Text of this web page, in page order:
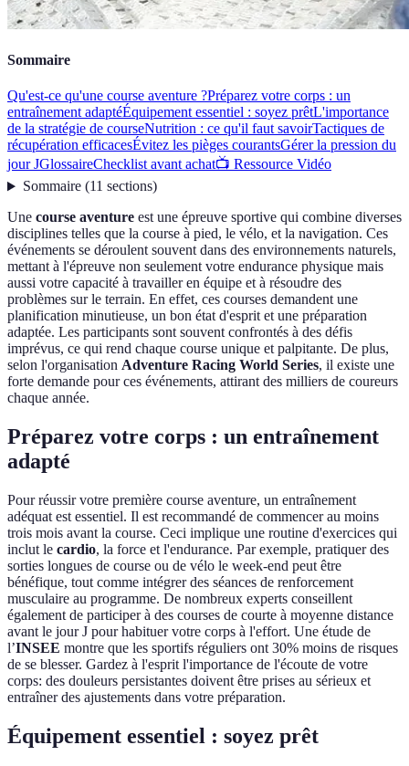
Sommaire
Qu'est-ce qu'une course aventure ?Préparez votre corps : un
entraînement adaptéÉquipement essentiel : soyez prêtL'importance
de la stratégie de courseNutrition : ce qu'il faut savoirTactiques de
récupération efficacesÉvitez les pièges courantsGérer la pression du
jour JGlossaireChecklist avant achat📺 Ressource Vidéo
Sommaire(11 sections)
Une course aventure est une épreuve sportive qui combine diverses
disciplines telles que la course à pied, le vélo, et la navigation. Ces
événements se déroulent souvent dans des environnements naturels,
mettant à l'épreuve non seulement votre endurance physique mais
aussi votre capacité à travailler en équipe et à résoudre des
problèmes sur le terrain. En effet, ces courses demandent une
planification minutieuse, un bon état d'esprit et une préparation
adaptée. Les participants sont souvent confrontés à des défis
imprévus, ce qui rend chaque course unique et palpitante. De plus,
selon l'organisation Adventure Racing World Series, il existe une
forte demande pour ces événements, attirant des milliers de coureurs
chaque année.
Préparez votre corps : un entraînement
adapté
Pour réussir votre première course aventure, un entraînement
adéquat est essentiel. Il est recommandé de commencer au moins
trois mois avant la course. Ceci implique une routine d'exercices qui
inclut le cardio, la force et l'endurance. Par exemple, pratiquer des
sorties longues de course ou de vélo le week-end peut être
bénéfique, tout comme intégrer des séances de renforcement
musculaire au programme. De nombreux experts conseillent
également de participer à des courses de courte à moyenne distance
avant le jour J pour habituer votre corps à l'effort. Une étude de
l’INSEE montre que les sportifs réguliers ont 30% moins de risques
de se blesser. Gardez à l'esprit l'importance de l'écoute de votre
corps: des douleurs persistantes doivent être prises au sérieux et
entraîner des ajustements dans votre préparation.
Équipement essentiel : soyez prêt